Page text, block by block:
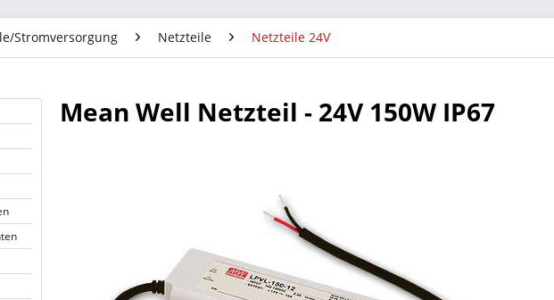
Stromversorgung Netzteile Netzteile 24V
Mean Well Netzteil - 24V 150W IP67